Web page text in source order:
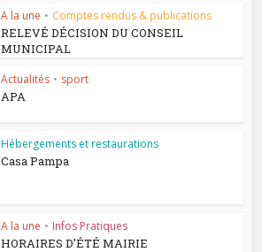
A la une • Comptes rendus & publications
RELEVÉ DÉCISION DU CONSEIL
MUNICIPAL
Actualités • sport
APA
Hébergements et restaurations
Casa Pampa
A la une • Infos Pratiques
HORAIRES D’ÉTÉ MAIRIE